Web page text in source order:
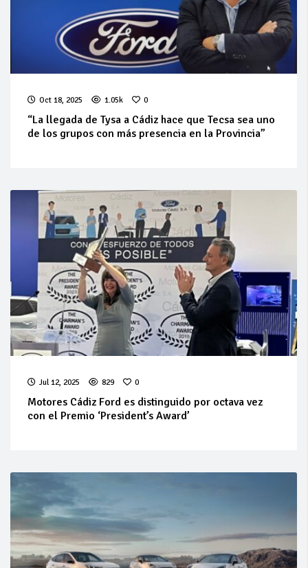
Oct 18, 2025 1.05k 0
“La llegada de Tysa a Cádiz hace que Tecsa sea uno
de los grupos con más presencia en la Provincia”
Jul 12, 2025 829 0
Motores Cádiz Ford es distinguido por octava vez
con el Premio ‘President’s Award’